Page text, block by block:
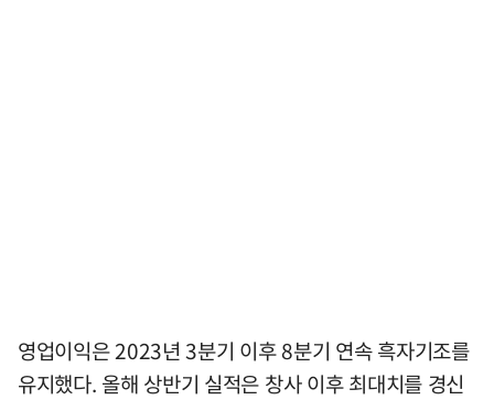
영업이익은 2023년 3분기 이후 8분기 연속 흑자기조를
유지했다. 올해 상반기 실적은 창사 이후 최대치를 경신